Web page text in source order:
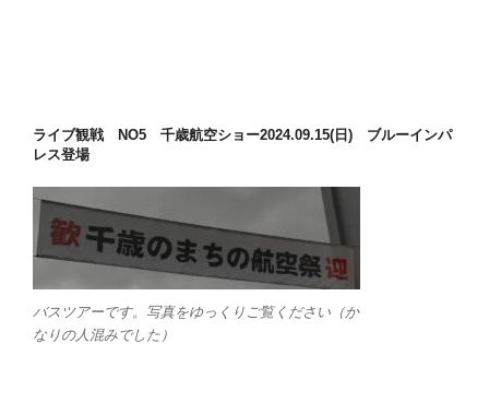
ライブ観戦 NO5 千歳航空ショー2024.09.15(日) ブルーインパ
レス登場
バスツアーです。写真をゆっくりご覧ください（か
なりの人混みでした）